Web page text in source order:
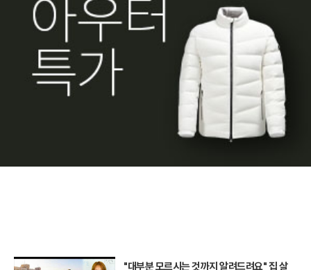
"대부분 모르시는 것까지 알려드려요" 집 살